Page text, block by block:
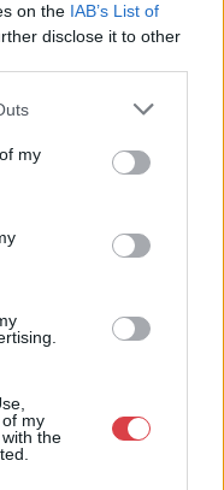
on the IAB’s List of
disclose it to other
my
my
the
269-4681 269-4681
adás-vétele és
3 alkalommal.